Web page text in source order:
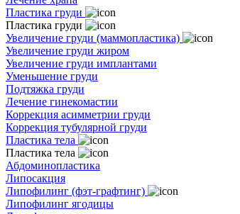
Пластика груди
Пластика груди
Увеличение груди (маммопластика)
Увеличение груди жиром
Увеличение груди имплантами
Уменьшение груди
Подтяжка груди
Лечение гинекомастии
Коррекция асимметрии груди
Коррекция тубулярной груди
Пластика тела
Пластика тела
Абдоминопластика
Липосакция
Липофилинг (фэт-графтинг)
Липофилинг ягодицы